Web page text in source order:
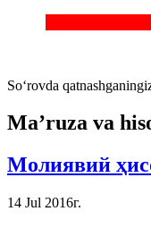
So‘rovda
Ma’ruza va
Молиявий
14 Jul 2016г.